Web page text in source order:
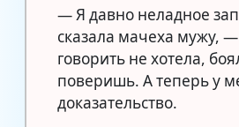
— Я давно неладное
сказала мачеха мужу, —
говорить не хотела,
поверишь. А теперь у
доказательство.